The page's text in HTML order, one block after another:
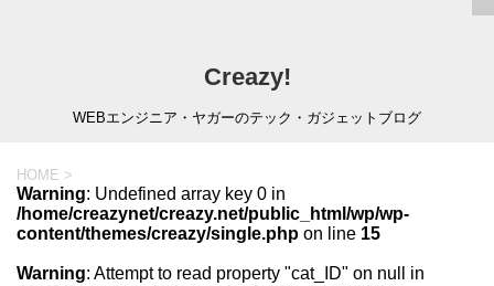
Creazy!
WEBエンジニア・ヤガーのテック・ガジェットブログ
HOME >
Warning: Undefined array key 0 in
/home/creazynet/creazy.net/public_html/wp/wp-
content/themes/creazy/single.php on line 15
Warning: Attempt to read property "cat_ID" on null in